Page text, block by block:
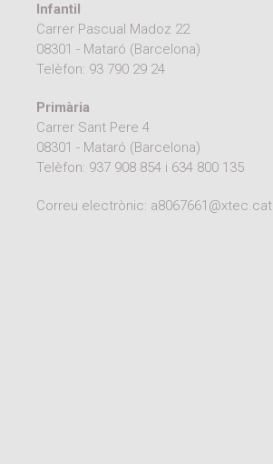
Infantil
Carrer Pascual Madoz 22
08301 - Mataró (Barcelona)
Telèfon: 93 790 29 24
Primària
Carrer Sant Pere 4
08301 - Mataró (Barcelona)
Telèfon: 937 908 854 i 634 800 135
Correu electrònic: a8067661@xtec.cat